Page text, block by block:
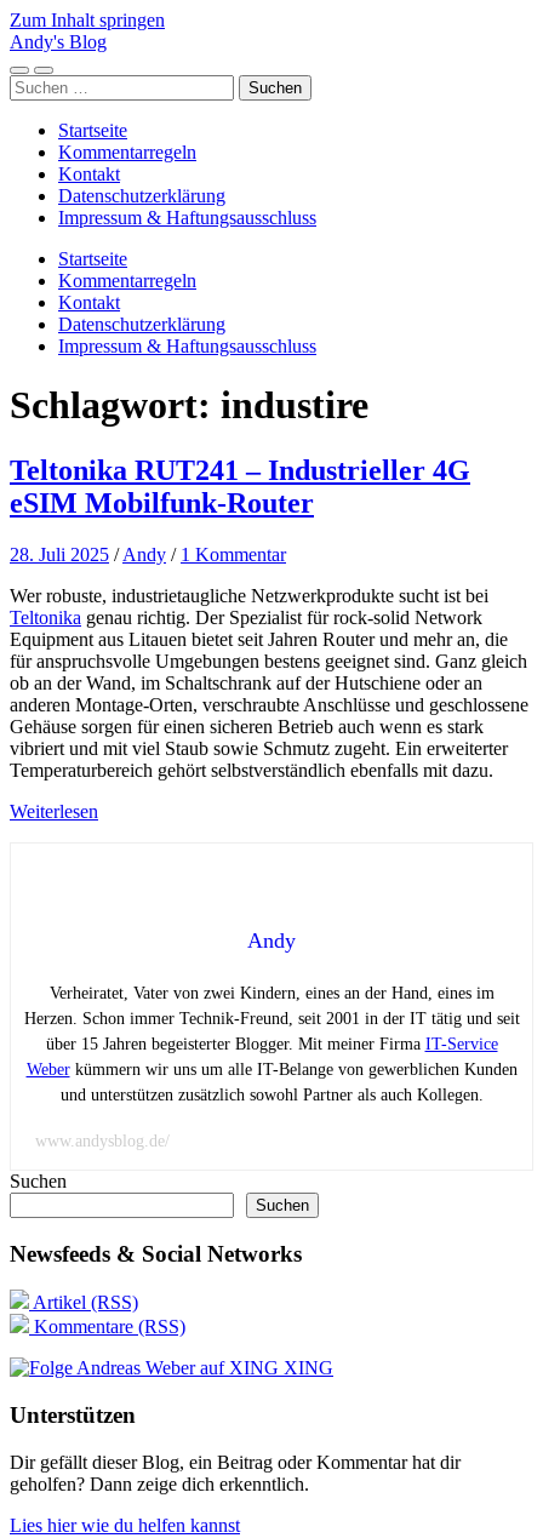
Zum Inhalt springen
Andy's Blog
Mobile-
Menü
Suchfeld
ein-/ausblenden
Suchen
nach:
Startseite
Kommentarregeln
Kontakt
Datenschutzerklärung
Impressum & Haftungsausschluss
Startseite
Kommentarregeln
Kontakt
Datenschutzerklärung
Impressum & Haftungsausschluss
Schlagwort: industire
Teltonika RUT241 – Industrieller 4G
eSIM Mobilfunk-Router
28. Juli 2025 /Andy / 1 Kommentar
Wer robuste, industrietaugliche Netzwerkprodukte sucht ist bei
Teltonika genau richtig. Der Spezialist für rock-solid Network
Equipment aus Litauen bietet seit Jahren Router und mehr an, die
für anspruchsvolle Umgebungen bestens geeignet sind. Ganz gleich
ob an der Wand, im Schaltschrank auf der Hutschiene oder an
anderen Montage-Orten, verschraubte Anschlüsse und geschlossene
Gehäuse sorgen für einen sicheren Betrieb auch wenn es stark
vibriert und mit viel Staub sowie Schmutz zugeht. Ein erweiterter
Temperaturbereich gehört selbstverständlich ebenfalls mit dazu.
Weiterlesen
Andy
Verheiratet, Vater von zwei Kindern, eines an der Hand, eines im
Herzen. Schon immer Technik-Freund, seit 2001 in der IT tätig und seit
über 15 Jahren begeisterter Blogger. Mit meiner Firma IT-Service
Weberkümmern wir uns um alle IT-Belange von gewerblichen Kunden
und unterstützen zusätzlich sowohl Partner als auch Kollegen.
www.andysblog.de/
Suchen
Suchen
Newsfeeds & Social Networks
Artikel (RSS)
Kommentare (RSS)
XING
Unterstützen
Dir gefällt dieser Blog, ein Beitrag oder Kommentar hat dir
geholfen? Dann zeige dich erkenntlich.
Lies hier wie du helfen kannst